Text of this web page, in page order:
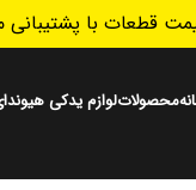
قطعات با
محصولاتلوازم یدکی